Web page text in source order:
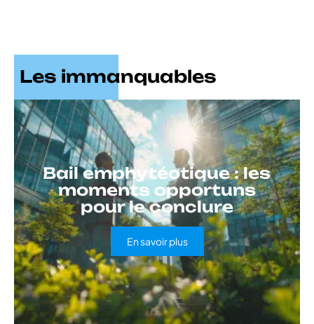
Les immanquables
Bail emphytéotique : les
moments opportuns
pour le conclure
En savoir plus